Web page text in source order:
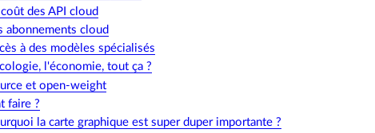
coût des API cloud
abonnements cloud
à des modèles spécialisés
l'économie, tout ça ?
et open-weight
faire ?
la carte graphique est super duper importante ?